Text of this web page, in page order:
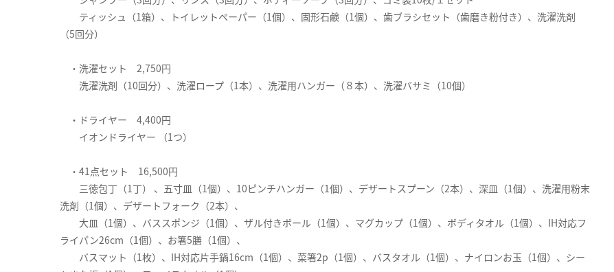
ティッシュ（1箱）、トイレットペーパー（1個）、固形石鹸（1個）、歯ブラシセット（歯磨き粉付き）、洗濯洗剤
（5回分）
・洗濯セット 2,750円
洗濯洗剤（10回分）、洗濯ロープ（1本）、洗濯用ハンガー（８本）、洗濯バサミ（10個）
・ドライヤー 4,400円
イオンドライヤー （1つ）
・41点セット 16,500円
三徳包丁（1丁） 、五寸皿（1個）、10ピンチハンガー（1個）、デザートスプーン（2本）、深皿（1個）、洗濯用粉末
洗剤（1個）、デザートフォーク（2本）、
大皿（1個）、バススポンジ（1個）、ザル付きボール（1個）、マグカップ（1個）、ボディタオル（1個）、IH対応フ
ライパン26cm（1個）、お箸5膳（1個）、
バスマット（1枚）、IH対応片手鍋16cm（1個）、菜箸2p（1個）、バスタオル（1個）、ナイロンお玉（1個）、シー